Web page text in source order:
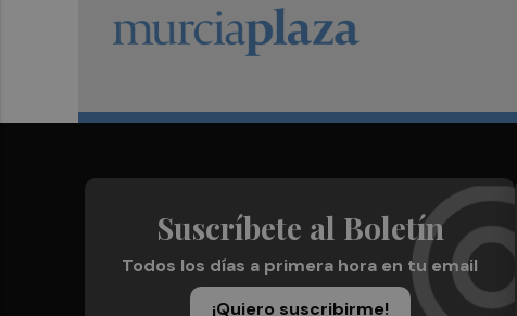
Suscríbete al Boletín
Todos los días a primera hora en tu email
¡Quiero suscribirme!